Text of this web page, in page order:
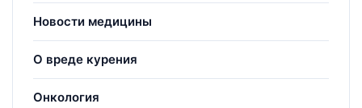
Новости медицины
О вреде курения
Онкология